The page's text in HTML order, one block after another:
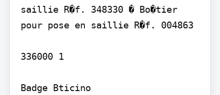
saillie R�f. 348330 � Bo�tier
pour pose en saillie R�f. 004863
336000 1
Badge Bticino